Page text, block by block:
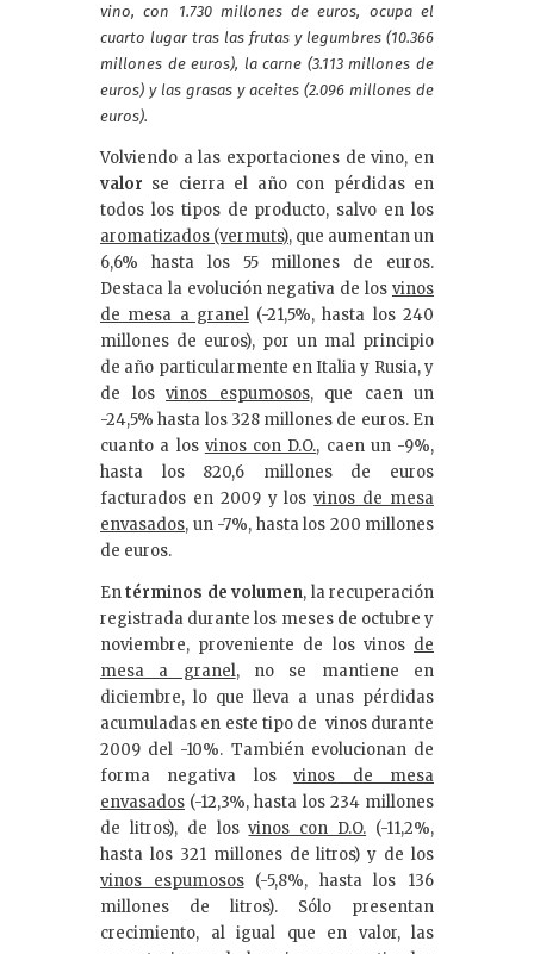
vino, con 1.730 millones de euros, ocupa el
cuarto lugar tras las frutas y legumbres (10.366
millones de euros), la carne (3.113 millones de
euros) y las grasas y aceites (2.096 millones de
euros).
Volviendo a las exportaciones de vino, en
valor se cierra el año con pérdidas en
todos los tipos de producto, salvo en los
aromatizados (vermuts), que aumentan un
6,6% hasta los 55 millones de euros.
Destaca la evolución negativa de los vinos
de mesa a granel(-21,5%, hasta los 240
millones de euros), por un mal principio
de año particularmente en Italia y Rusia, y
de los vinos espumosos, que caen un
-24,5% hasta los 328 millones de euros. En
cuanto a los vinos con D.O., caen un -9%,
hasta los 820,6 millones de euros
facturados en 2009 y losvinos de mesa
envasados, un -7%, hasta los 200 millones
de euros.
Entérminos de volumen, la recuperación
registrada durante los meses de octubre y
noviembre, proveniente de los vinos de
mesa a granel, no se mantiene en
diciembre, lo que lleva a unas pérdidas
acumuladas en este tipo de vinos durante
2009 del -10%. También evolucionan de
forma negativa losvinos de mesa
envasados (-12,3%, hasta los 234 millones
de litros), de losvinos con D.O. (-11,2%,
hasta los 321 millones de litros) y de los
vinos espumosos(-5,8%, hasta los 136
millones de litros). Sólo presentan
crecimiento, al igual que en valor, las